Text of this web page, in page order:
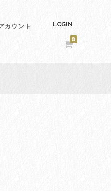
カウント LOGIN
0